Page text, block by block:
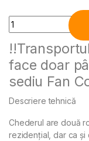
Quantity
face doar
sediu Fan
Descriere tehnică
Chederul are două
rezidenţial, dar ca și